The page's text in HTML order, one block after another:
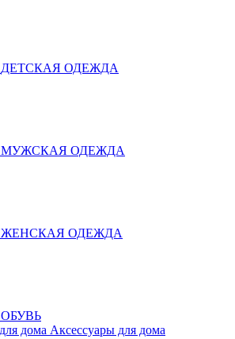
ДЕТСКАЯ ОДЕЖДА
МУЖСКАЯ ОДЕЖДА
ЖЕНСКАЯ ОДЕЖДА
ОБУВЬ
Аксессуары для дома